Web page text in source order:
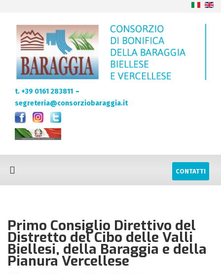
t. +39 0161 283811 -
segreteria@consorziobaraggia.it
CONTATTI
Primo Consiglio Direttivo del
Distretto del Cibo delle Valli
Biellesi, della Baraggia e della
Pianura Vercellese